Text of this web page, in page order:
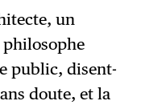
un
public, disent-
doute, et la